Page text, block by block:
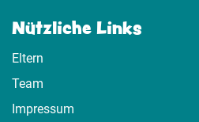
Nützliche Links
Eltern
Team
Impressum